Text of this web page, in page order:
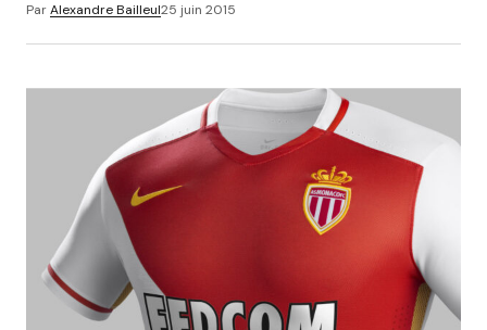
ParAlexandre Bailleul25 juin 2015